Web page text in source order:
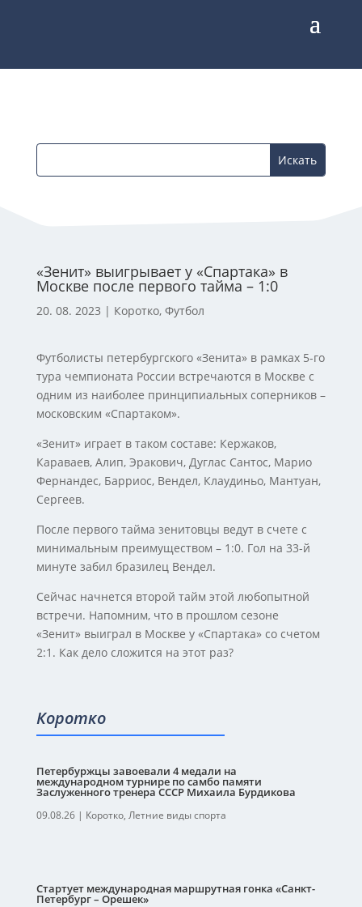
«Зенит» выигрывает у «Спартака» в
Москве после первого тайма – 1:0
20. 08. 2023 | Коротко, Футбол
Футболисты петербургского «Зенита» в рамках 5-го
тура чемпионата России встречаются в Москве с
одним из наиболее принципиальных соперников –
московским «Спартаком».
«Зенит» играет в таком составе: Кержаков,
Караваев, Алип, Эракович, Дуглас Сантос, Марио
Фернандес, Барриос, Вендел, Клаудиньо, Мантуан,
Сергеев.
После первого тайма зенитовцы ведут в счете с
минимальным преимуществом – 1:0. Гол на 33-й
минуте забил бразилец Вендел.
Сейчас начнется второй тайм этой любопытной
встречи. Напомним, что в прошлом сезоне
«Зенит» выиграл в Москве у «Спартака» со счетом
2:1. Как дело сложится на этот раз?
Коротко
Петербуржцы завоевали 4 медали на
международном турнире по самбо памяти
Заслуженного тренера СССР Михаила Бурдикова
09.08.26| Коротко, Летние виды спорта
Стартует международная маршрутная гонка «Санкт-
Петербург – Орешек»